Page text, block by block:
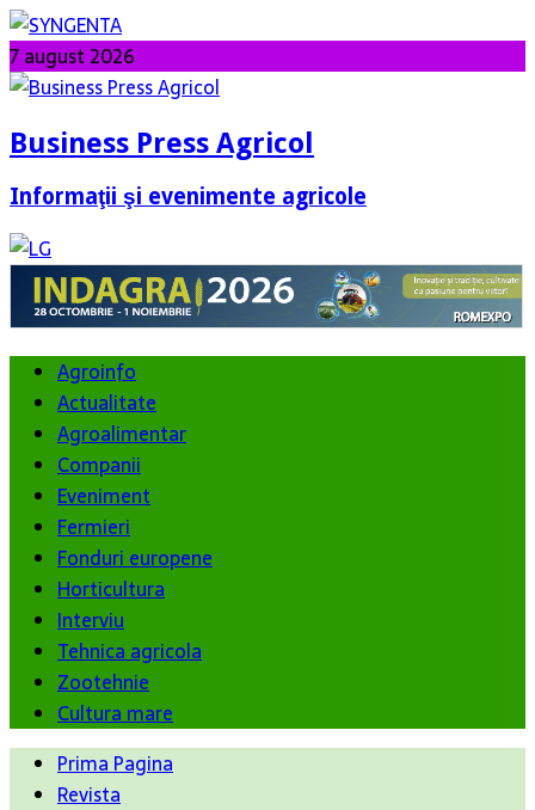
7 august 2026
Business Press Agricol
Informaţii şi evenimente agricole
Agroinfo
Actualitate
Agroalimentar
Companii
Eveniment
Fermieri
Fonduri europene
Horticultura
Interviu
Tehnica agricola
Zootehnie
Cultura mare
Prima Pagina
Revista